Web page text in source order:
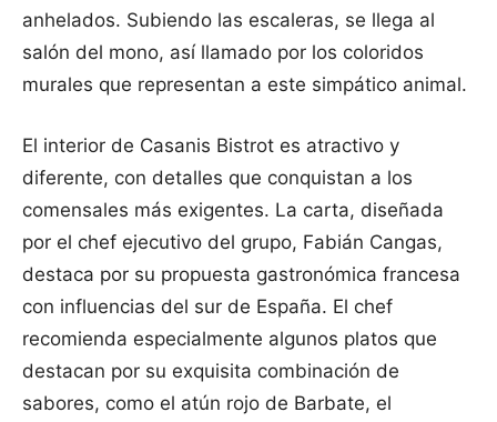
anhelados. Subiendo las escaleras, se llega al
salón del mono, así llamado por los coloridos
murales que representan a este simpático animal.
El interior de Casanis Bistrot es atractivo y
diferente, con detalles que conquistan a los
comensales más exigentes. La carta, diseñada
por el chef ejecutivo del grupo, Fabián Cangas,
destaca por su propuesta gastronómica francesa
con influencias del sur de España. El chef
recomienda especialmente algunos platos que
destacan por su exquisita combinación de
sabores, como el atún rojo de Barbate, el